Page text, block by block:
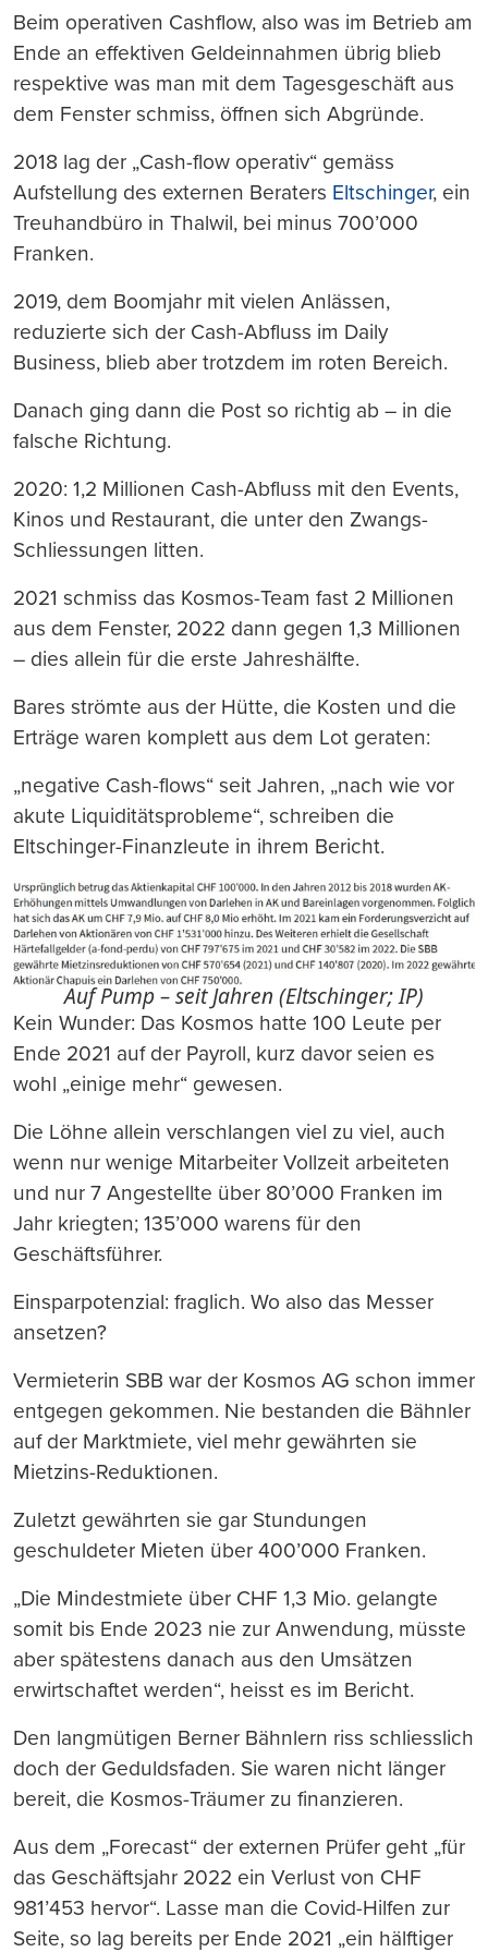
Beim operativen Cashflow, also was im Betrieb am
Ende an effektiven Geldeinnahmen übrig blieb
respektive was man mit dem Tagesgeschäft aus
dem Fenster schmiss, öffnen sich Abgründe.
2018 lag der „Cash-flow operativ“ gemäss
Aufstellung des externen Beraters Eltschinger, ein
Treuhandbüro in Thalwil, bei minus 700’000
Franken.
2019, dem Boomjahr mit vielen Anlässen,
reduzierte sich der Cash-Abfluss im Daily
Business, blieb aber trotzdem im roten Bereich.
Danach ging dann die Post so richtig ab – in die
falsche Richtung.
2020: 1,2 Millionen Cash-Abfluss mit den Events,
Kinos und Restaurant, die unter den Zwangs-
Schliessungen litten.
2021 schmiss das Kosmos-Team fast 2 Millionen
aus dem Fenster, 2022 dann gegen 1,3 Millionen
– dies allein für die erste Jahreshälfte.
Bares strömte aus der Hütte, die Kosten und die
Erträge waren komplett aus dem Lot geraten:
„negative Cash-flows“ seit Jahren, „nach wie vor
akute Liquiditätsprobleme“, schreiben die
Eltschinger-Finanzleute in ihrem Bericht.
Auf Pump – seit Jahren (Eltschinger; IP)
Kein Wunder: Das Kosmos hatte 100 Leute per
Ende 2021 auf der Payroll, kurz davor seien es
wohl „einige mehr“ gewesen.
Die Löhne allein verschlangen viel zu viel, auch
wenn nur wenige Mitarbeiter Vollzeit arbeiteten
und nur 7 Angestellte über 80’000 Franken im
Jahr kriegten; 135’000 warens für den
Geschäftsführer.
Einsparpotenzial: fraglich. Wo also das Messer
ansetzen?
Vermieterin SBB war der Kosmos AG schon immer
entgegen gekommen. Nie bestanden die Bähnler
auf der Marktmiete, viel mehr gewährten sie
Mietzins-Reduktionen.
Zuletzt gewährten sie gar Stundungen
geschuldeter Mieten über 400’000 Franken.
„Die Mindestmiete über CHF 1,3 Mio. gelangte
somit bis Ende 2023 nie zur Anwendung, müsste
aber spätestens danach aus den Umsätzen
erwirtschaftet werden“, heisst es im Bericht.
Den langmütigen Berner Bähnlern riss schliesslich
doch der Geduldsfaden. Sie waren nicht länger
bereit, die Kosmos-Träumer zu finanzieren.
Aus dem „Forecast“ der externen Prüfer geht „für
das Geschäftsjahr 2022 ein Verlust von CHF
981’453 hervor“. Lasse man die Covid-Hilfen zur
Seite, so lag bereits per Ende 2021 „ein hälftiger